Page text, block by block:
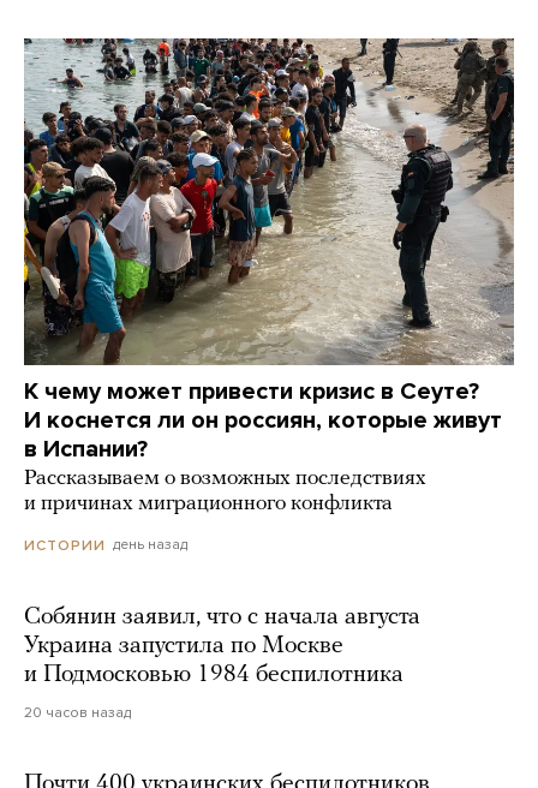
К чему может привести кризис в Сеуте?
И коснется ли он россиян, которые живут
в Испании?
Рассказываем о возможных последствиях
и причинах миграционного конфликта
ИСТОРИИ день назад
Собянин заявил, что с начала августа
Украина запустила по Москве
и Подмосковью 1984 беспилотника
20 часов назад